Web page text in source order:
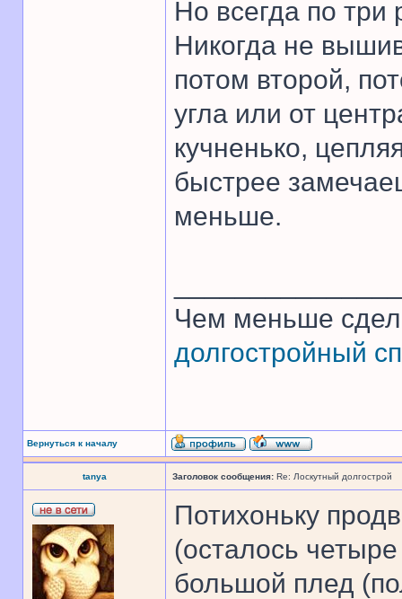
Но всегда по три
Никогда не
потом второй,
угла или от
кучненько,
быстрее
меньше.
Чем меньше
долгостройный
Вернуться к началу
tanya Заголовок сообщения: Re: Лоскутный долгострой
Потихоньку
(осталось
большой плед